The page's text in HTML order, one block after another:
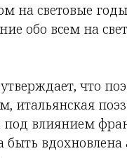
на световые
обо всем на
что
итальянская
влиянием